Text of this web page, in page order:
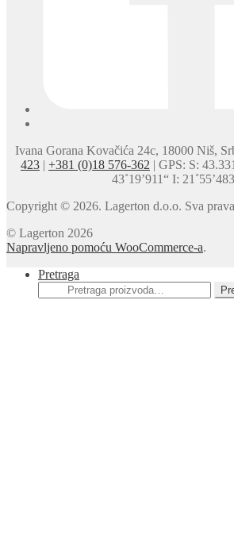
Ivana Gorana Kovačića 24c, 18000 Niš,
423 | +381 (0)18 576-362 | GPS: S:
43˚19’911“ I:
Copyright © 2026. Lagerton d.o.o. Sva
© Lagerton 2026
Napravljeno pomoću WooCommerce-a.
Pretraga
Pretraga
za: